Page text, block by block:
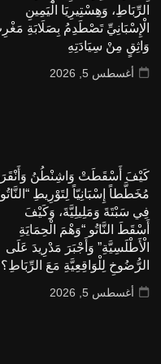
الرِّبَاطِ، وَهِسْتِيرِيَا الْيَمِينِ
الْإِسْبَانِيِّ تَصْطَدِمُ بِصَلَابَةِ
وَاثِقٍ مِنْ سِيَادَتِهِ
أغسطس 5, 2026
كَيْفَ أَسْقَطَتْ وَاشِنْطُنُ
مُخَطَّطاً إِسْبَانِيّاً لِتَوْرِيطِ
فِي سَبْتَةَ وَمَلِيلِيَّةَ، وَكَيْفَ
أَسْقَطَ النَّاتُو “وَهْمَ الْحِمَايَةِ
الْأَطْلَسِيَّةِ” وَأَجْبَرَ مَدْرِيدَ عَلَى
الرُّضُوخِ لِلْوَاقِعِيَّةِ مَعَ الرِّبَاطِ؟
أغسطس 5, 2026